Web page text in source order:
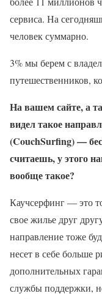
сервиса. На
человек суммарно.
3% мы берем с
путешественников,
На вашем сайте, а
видел такое
(CouchSurfing) —
считаешь, у этого
вообще такое?
Каучсерфинг — это
свое жилье друг
направление тоже
несет в себе больше
дополнительных
службы поддержки,